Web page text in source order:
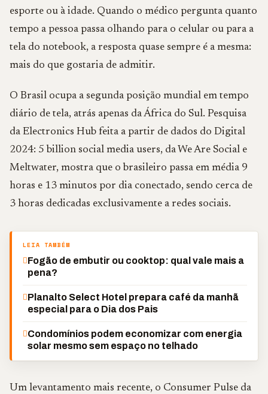
esporte ou à idade. Quando o médico pergunta quanto
tempo a pessoa passa olhando para o celular ou para a
tela do notebook, a resposta quase sempre é a mesma:
mais do que gostaria de admitir.
O Brasil ocupa a segunda posição mundial em tempo
diário de tela, atrás apenas da África do Sul. Pesquisa
da Electronics Hub feita a partir de dados do Digital
2024: 5 billion social media users, da We Are Social e
Meltwater, mostra que o brasileiro passa em média 9
horas e 13 minutos por dia conectado, sendo cerca de
3 horas dedicadas exclusivamente a redes sociais.
LEIA TAMBÉM
Fogão de embutir ou cooktop: qual vale mais a
pena?
Planalto Select Hotel prepara café da manhã
especial para o Dia dos Pais
Condomínios podem economizar com energia
solar mesmo sem espaço no telhado
Um levantamento mais recente, o Consumer Pulse da